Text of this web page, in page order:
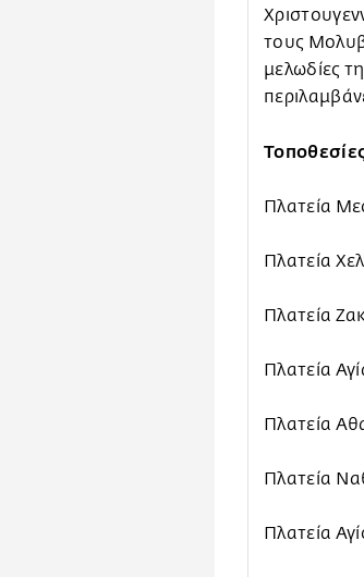
τους
μελωδίες
Πλατεία
Πλατεία
Πλατεία
Πλατεία
Πλατεία
Πλατεία
Πλατεία